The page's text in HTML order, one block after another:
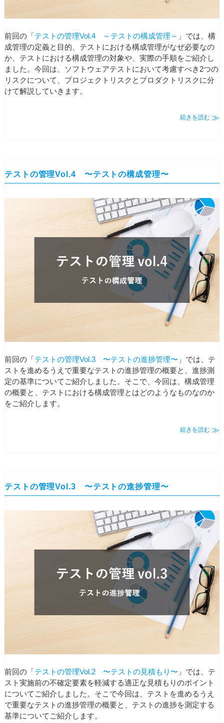
前回の「テストの管理Vol.4 ～テストの構成管理～ 」では、構
成管理の定義と目的、テストにおける構成管理がなぜ必要なの
か、テストにおける構成管理の対象や、実際の手順をご紹介し
ました。今回は、ソフトウェアテストにおいて考慮すべき2つの
リスクについて、プロジェクトリスクとプロダクトリスクに分
けて解説していきます。
続きを読む
テストの管理Vol.4 〜テストの構成管理〜
前回の「テストの管理Vol.3 〜テストの進捗管理〜 」では、テ
ストを進めるうえで重要なテストの進捗管理の概要と、進捗測
定の基準についてご紹介しました。そこで、今回は、構成管理
の概要と、テストにおける構成管理とはどのようなものなのか
をご紹介します。
続きを読む
テストの管理Vol.3 〜テストの進捗管理〜
前回の「テストの管理Vol.2 〜テストの見積もり〜 」では、テ
スト実施前の不確定要素を軽減する適正な見積もりのポイント
についてご紹介しました。そこで今回は、テストを進めるうえ
で重要なテストの進捗管理の概要と、テストの進捗を測定する
基準についてご紹介します。